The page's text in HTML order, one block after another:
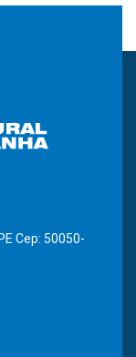
Cep: 50050-